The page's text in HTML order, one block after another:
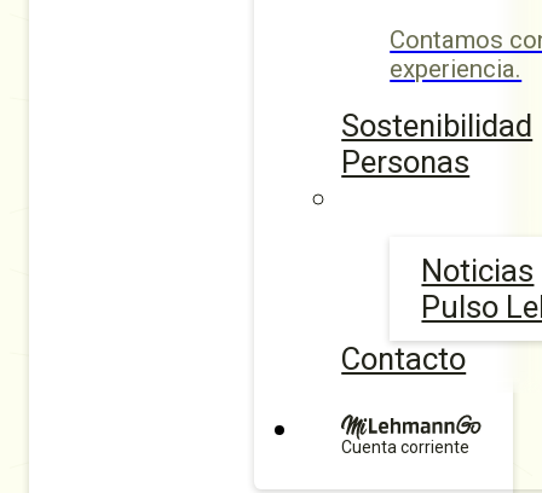
Contamos
experiencia.
Sostenibilidad
Personas
Noticias
Pulso
Contacto
Cuenta corriente